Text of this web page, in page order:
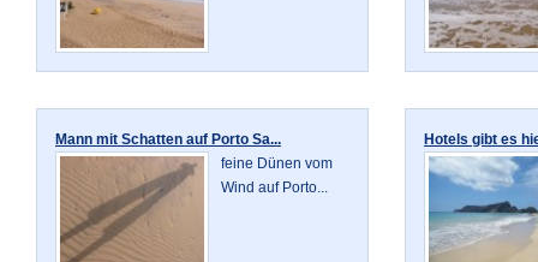
Mann mit Schatten auf Porto Sa...
feine Dünen vom
Wind auf Porto...
Hotels gibt es